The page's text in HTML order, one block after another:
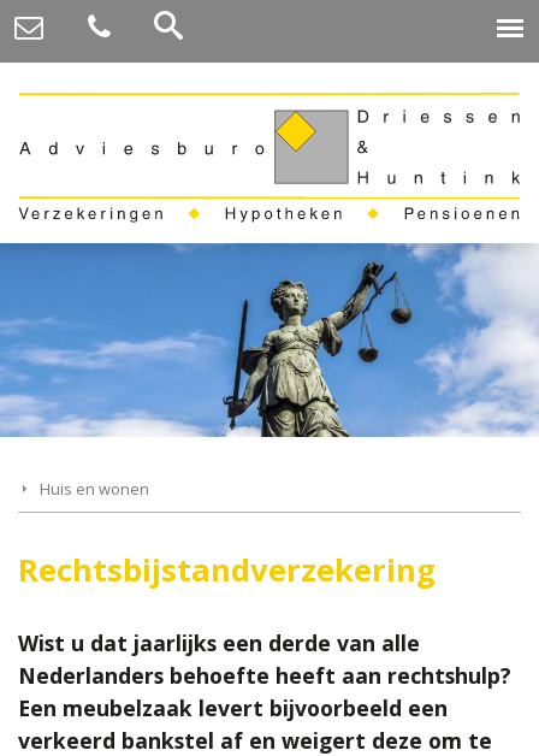
Huis en wonen
Rechtsbijstandverzekering
Wist u dat jaarlijks een derde van alle
Nederlanders behoefte heeft aan rechtshulp?
Een meubelzaak levert bijvoorbeeld een
verkeerd bankstel af en weigert deze om te